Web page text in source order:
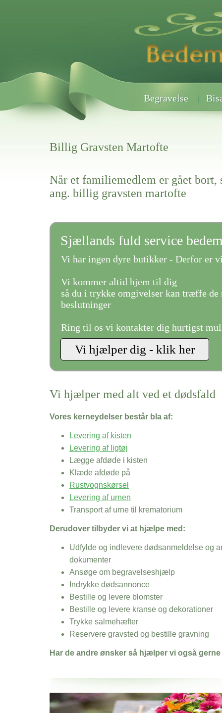
Begravelse
Billig Gravsten Martofte
Når et familiemedlem er gået bort,
ang. billig gravsten martofte
Sjællands fuld service
Vi har ingen dyre butikker - Derfor er
Vi kommer altid hjem til dig
så du i trykke omgivelser kan træffe de
beslutninger
Ring til os vi kontakter dig hurtigst
Vi hjælper med alt ved et dødsfald
Vores kerneydelser består bla af:
Levering af kisten
Levering af ligtøj
Lægge afdøde i kisten
Klæde afdøde på
Rustvognskørsel
Levering af urnen
Transport af urne til krematorium
Derudover tilbyder vi at hjælpe med:
Udfylde og indlevere dødsanmeldelse og
dokumenter
Ansøge om begravelseshjælp
Indrykke dødsannonce
Bestille og levere blomster
Bestille og levere kranse og dekorationer
Trykke salmehæfter
Reservere gravsted og bestille gravning
Har de andre ønsker så hjælper vi også gerne
Her hos os får du altid en god afslutning når det gælder
Billig Gravsten Martofte